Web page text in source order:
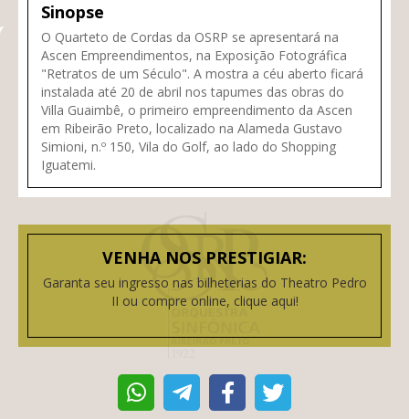
Sinopse
O Quarteto de Cordas da OSRP se apresentará na
Ascen Empreendimentos, na Exposição Fotográfica
"Retratos de um Século". A mostra a céu aberto ficará
instalada até 20 de abril nos tapumes das obras do
Villa Guaimbê, o primeiro empreendimento da Ascen
em Ribeirão Preto, localizado na Alameda Gustavo
Simioni, n.º 150, Vila do Golf, ao lado do Shopping
Iguatemi.
VENHA NOS PRESTIGIAR:
Garanta seu ingresso nas bilheterias do Theatro Pedro
II ou compre online, clique aqui!